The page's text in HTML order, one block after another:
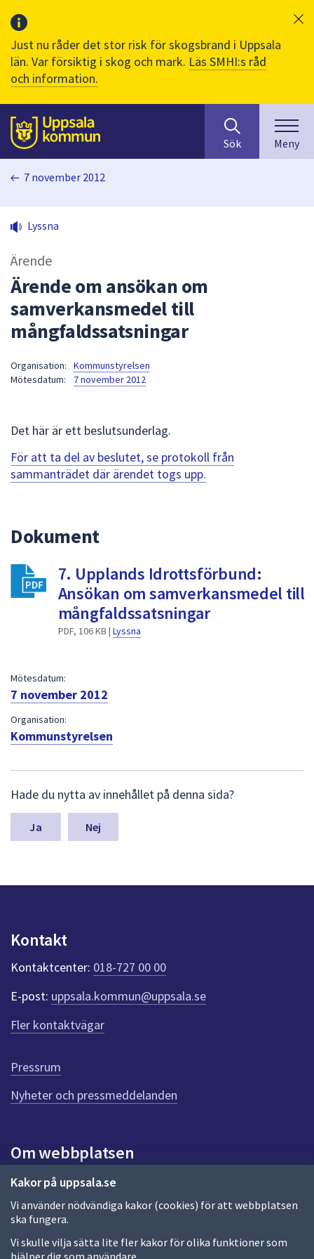
Just nu råder det stor risk för skogsbrand i Uppsala
län. Var försiktig i skog och mark. Läs SMHI:s råd
och information.
Till sidans
huvudinnehåll
efter
innehåll
på
sökfältet
kommer
att
navigera
mellan
att
välja
något
av
Sök Meny
Kakor på uppsala.se
Vi använder nödvändiga kakor (cookies) för att webbplatsen
ska fungera.
Vi skulle vilja sätta lite fler kakor för olika funktioner som
hjälper dig som användare.
7 november 2012
Lyssna
Ärende
Ärende om ansökan om
samverkansmedel till
mångfaldssatsningar
Organisation:
Kommunstyrelsen
Mötesdatum:
7 november 2012
Det här är ett beslutsunderlag.
För att ta del av beslutet, se protokoll från
sammanträdet där ärendet togs upp.
Dokument
7. Upplands Idrottsförbund:
Ansökan om samverkansmedel till
mångfaldssatsningar
PDF, 106 KB | Lyssna
Mötesdatum:
7 november 2012
Organisation:
Kommunstyrelsen
ä
m
a
n
k
t
e
r
f
ö
r
e
n
n
a
d
a
Hade du nytta av innehållet på denna sida?
Nej
Kontakt
Kontaktcenter: 018-727 00 00
E-post: uppsala.kommun@uppsala.se
Fler kontaktvägar
Pressrum
Nyheter och pressmeddelanden
Om webbplatsen
Om webbplatsen
Allmänna handlingar och diarium
Behandling av personuppgifter